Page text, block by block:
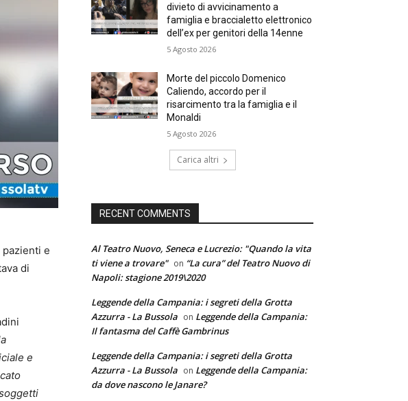
pazienti e
di
e
divieto di avvicinamento a
famiglia e braccialetto elettronico
dell’ex per genitori della 14enne
5 Agosto 2026
Morte del piccolo Domenico
Caliendo, accordo per il
risarcimento tra la famiglia e il
Monaldi
5 Agosto 2026
Carica altri
RECENT COMMENTS
Al Teatro Nuovo, Seneca e Lucrezio: "Quando la vita
ti viene a trovare" on “La cura” del Teatro Nuovo di
Napoli: stagione 2019\2020
Leggende della Campania: i segreti della Grotta
Azzurra - La Bussola on Leggende della Campania:
Il fantasma del Caffè Gambrinus
Leggende della Campania: i segreti della Grotta
Azzurra - La Bussola on Leggende della Campania:
da dove nascono le Janare?